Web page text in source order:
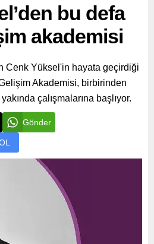
bu defa
akademisi
Cenk Yüksel'in hayata geçirdiği
Akademisi, birbirinden
çalışmalarına başlıyor.
Gönder